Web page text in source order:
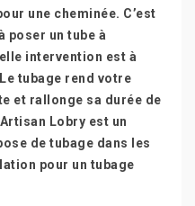
une cheminée. C’est
poser un tube à
intervention est à
tubage rend votre
et rallonge sa durée de
Lobry est un
de tubage dans les
pour un tubage